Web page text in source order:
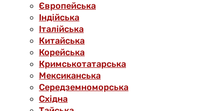
Європейська
Індійська
Італійська
Китайська
Корейська
Кримськотатарська
Мексиканська
Середземноморська
Східна